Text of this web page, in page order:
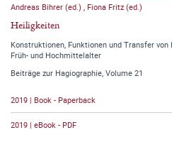
Andreas Bihrer (ed.) Fiona Fritz (ed.)
Heiligkeiten
Konstruktionen, Funktionen und Transfer
Früh- und Hochmittelalter
Beiträge zur Hagiographie, Volume 21
2019 | Book - Paperback
2019 | eBook - PDF